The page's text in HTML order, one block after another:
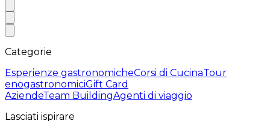
Categorie
Esperienze gastronomicheCorsi di CucinaTour
enogastronomiciGift Card
AziendeTeam BuildingAgenti di viaggio
Lasciati ispirare